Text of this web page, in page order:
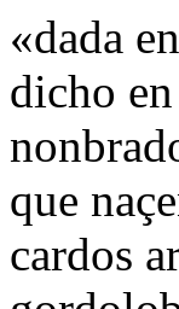
«dada
dicho
que
cardos